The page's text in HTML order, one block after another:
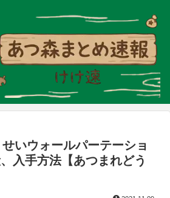
せいウォールパーテーショ
入手方法【あつまれどう